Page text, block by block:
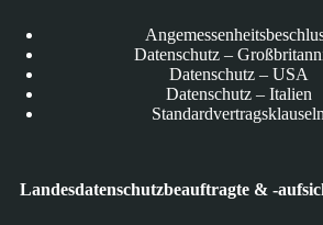
Datenschutz –
Datenschutz – USA
Datenschutz – Italien
Landesdatenschutzbeauftragte & -